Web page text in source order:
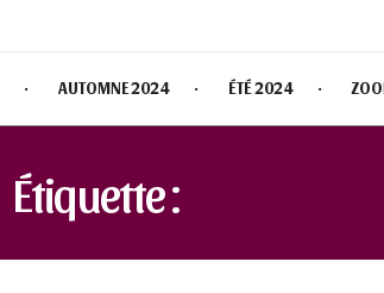
AUTOMNE 2024 ÉTÉ 2024
Étiquette :